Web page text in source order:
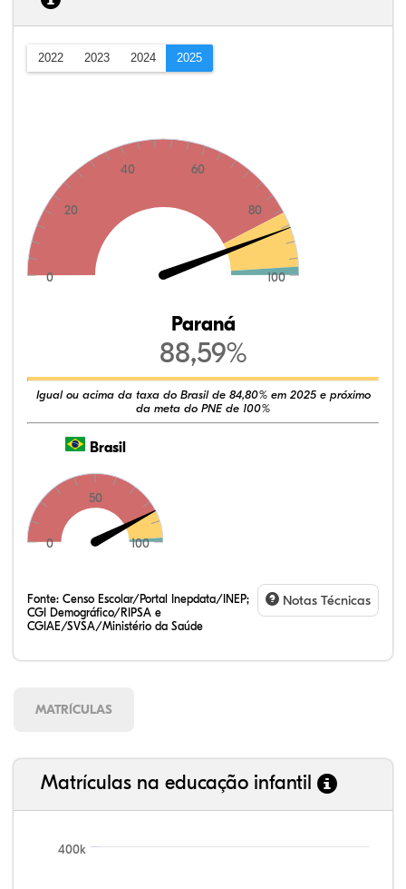
2022 2023 2024 2025
0
20
40 60
80
100
Paraná
88,59%
Igual ou acima da taxa do Brasil de 84,80% em 2025 e próximo
da meta do PNE de 100%
Brasil
0
50
100
Fonte: Censo Escolar/Portal Inepdata/INEP;
CGI Demográfico/RIPSA e
CGIAE/SVSA/Ministério da Saúde
Notas Técnicas
MATRÍCULAS
Matrículas na educação infantil
400k 99,81%
100,00%
88,82%
92,94%
78,33%